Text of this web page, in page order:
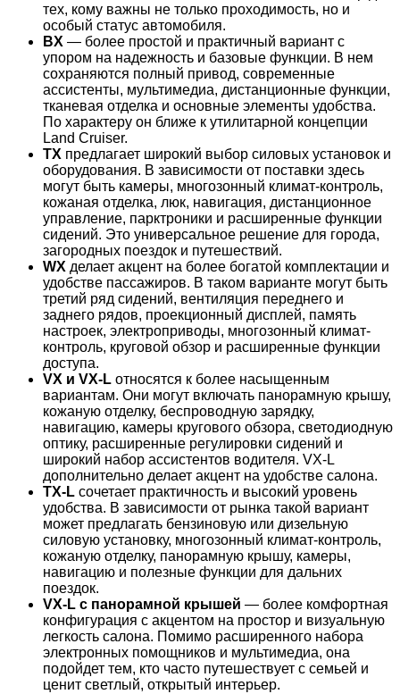
тех, кому важны не только проходимость, но и
особый статус автомобиля.
BX — более простой и практичный вариант с
упором на надежность и базовые функции. В нем
сохраняются полный привод, современные
ассистенты, мультимедиа, дистанционные функции,
тканевая отделка и основные элементы удобства.
По характеру он ближе к утилитарной концепции
Land Cruiser.
TX предлагает широкий выбор силовых установок и
оборудования. В зависимости от поставки здесь
могут быть камеры, многозонный климат-контроль,
кожаная отделка, люк, навигация, дистанционное
управление, парктроники и расширенные функции
сидений. Это универсальное решение для города,
загородных поездок и путешествий.
WX делает акцент на более богатой комплектации и
удобстве пассажиров. В таком варианте могут быть
третий ряд сидений, вентиляция переднего и
заднего рядов, проекционный дисплей, память
настроек, электроприводы, многозонный климат-
контроль, круговой обзор и расширенные функции
доступа.
VX и VX-L относятся к более насыщенным
вариантам. Они могут включать панорамную крышу,
кожаную отделку, беспроводную зарядку,
навигацию, камеры кругового обзора, светодиодную
оптику, расширенные регулировки сидений и
широкий набор ассистентов водителя. VX-L
дополнительно делает акцент на удобстве салона.
TX-L сочетает практичность и высокий уровень
удобства. В зависимости от рынка такой вариант
может предлагать бензиновую или дизельную
силовую установку, многозонный климат-контроль,
кожаную отделку, панорамную крышу, камеры,
навигацию и полезные функции для дальних
поездок.
VX-L с панорамной крышей — более комфортная
конфигурация с акцентом на простор и визуальную
легкость салона. Помимо расширенного набора
электронных помощников и мультимедиа, она
подойдет тем, кто часто путешествует с семьей и
ценит светлый, открытый интерьер.